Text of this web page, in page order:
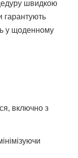
швидкою
гарантують
у щоденному
включно з